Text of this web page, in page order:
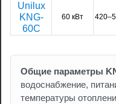
Unilux
KNG-
60C
60 кВт
Общие параметры
водоснабжение,
температуры